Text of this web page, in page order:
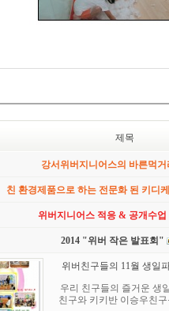
제목
강서위버지니어스의 바른먹거
친 환경제품으로 하는 전문화 된 키디
위버지니어스 적응 & 공개수업
2014 "위버 작은 발표회"
위버친구들의 11월 생일
우리 친구들의 즐거운 생
친구와 키키반 이승우친